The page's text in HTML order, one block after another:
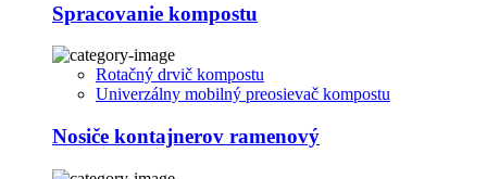
Spracovanie kompostu
Rotačný drvič kompostu
Univerzálny mobilný preosievač kompostu
Nosiče kontajnerov ramenový